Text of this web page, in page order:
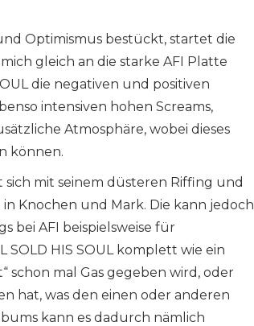
Optimismus bestückt, startet die
gleich an die starke AFI Platte
die negativen und positiven
intensiven hohen Screams,
Atmosphäre, wobei dieses
können.
mit seinem düsteren Riffing und
Knochen und Mark. Die kann jedoch
bei AFI beispielsweise für
SOLD HIS SOUL komplett wie ein
schon mal Gas gegeben wird, oder
hat, was den einen oder anderen
kann es dadurch nämlich